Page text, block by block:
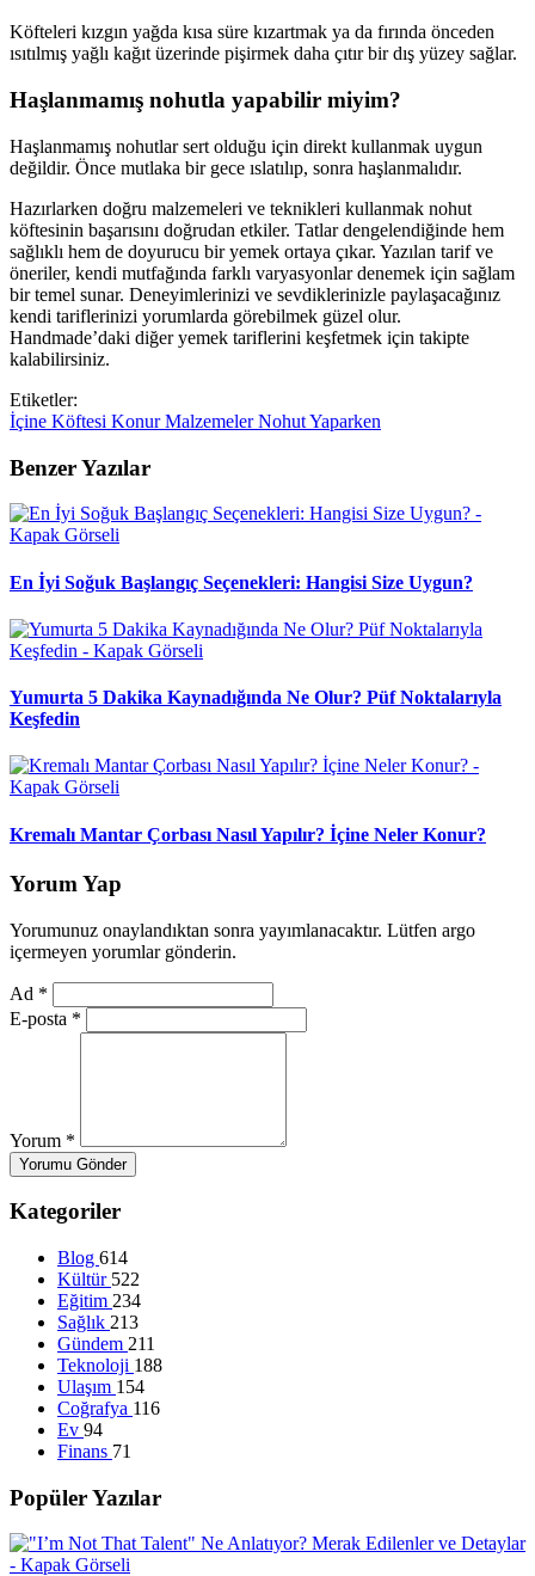
Köfteleri kızgın yağda kısa süre kızartmak ya da fırında önceden
ısıtılmış yağlı kağıt üzerinde pişirmek daha çıtır bir dış yüzey sağlar.
Haşlanmamış nohutla yapabilir miyim?
Haşlanmamış nohutlar sert olduğu için direkt kullanmak uygun
değildir. Önce mutlaka bir gece ıslatılıp, sonra haşlanmalıdır.
Hazırlarken doğru malzemeleri ve teknikleri kullanmak nohut
köftesinin başarısını doğrudan etkiler. Tatlar dengelendiğinde hem
sağlıklı hem de doyurucu bir yemek ortaya çıkar. Yazılan tarif ve
öneriler, kendi mutfağında farklı varyasyonlar denemek için sağlam
bir temel sunar. Deneyimlerinizi ve sevdiklerinizle paylaşacağınız
kendi tariflerinizi yorumlarda görebilmek güzel olur.
Handmade’daki diğer yemek tariflerini keşfetmek için takipte
kalabilirsiniz.
Etiketler:
İçine Köftesi KonurMalzemelerNohutYaparken
Benzer Yazılar
En İyi Soğuk Başlangıç Seçenekleri: Hangisi Size Uygun?
Yumurta 5 Dakika Kaynadığında Ne Olur? Püf Noktalarıyla
Keşfedin
Kremalı Mantar Çorbası Nasıl Yapılır? İçine Neler Konur?
Yorum Yap
Yorumunuz onaylandıktan sonra yayımlanacaktır. Lütfen argo
içermeyen yorumlar gönderin.
Ad *
E-posta *
Yorum *
Yorumu Gönder
Kategoriler
Blog 614
Kültür 522
Eğitim 234
Sağlık 213
Gündem 211
Teknoloji 188
Ulaşım 154
Coğrafya 116
Ev 94
Finans 71
Popüler Yazılar